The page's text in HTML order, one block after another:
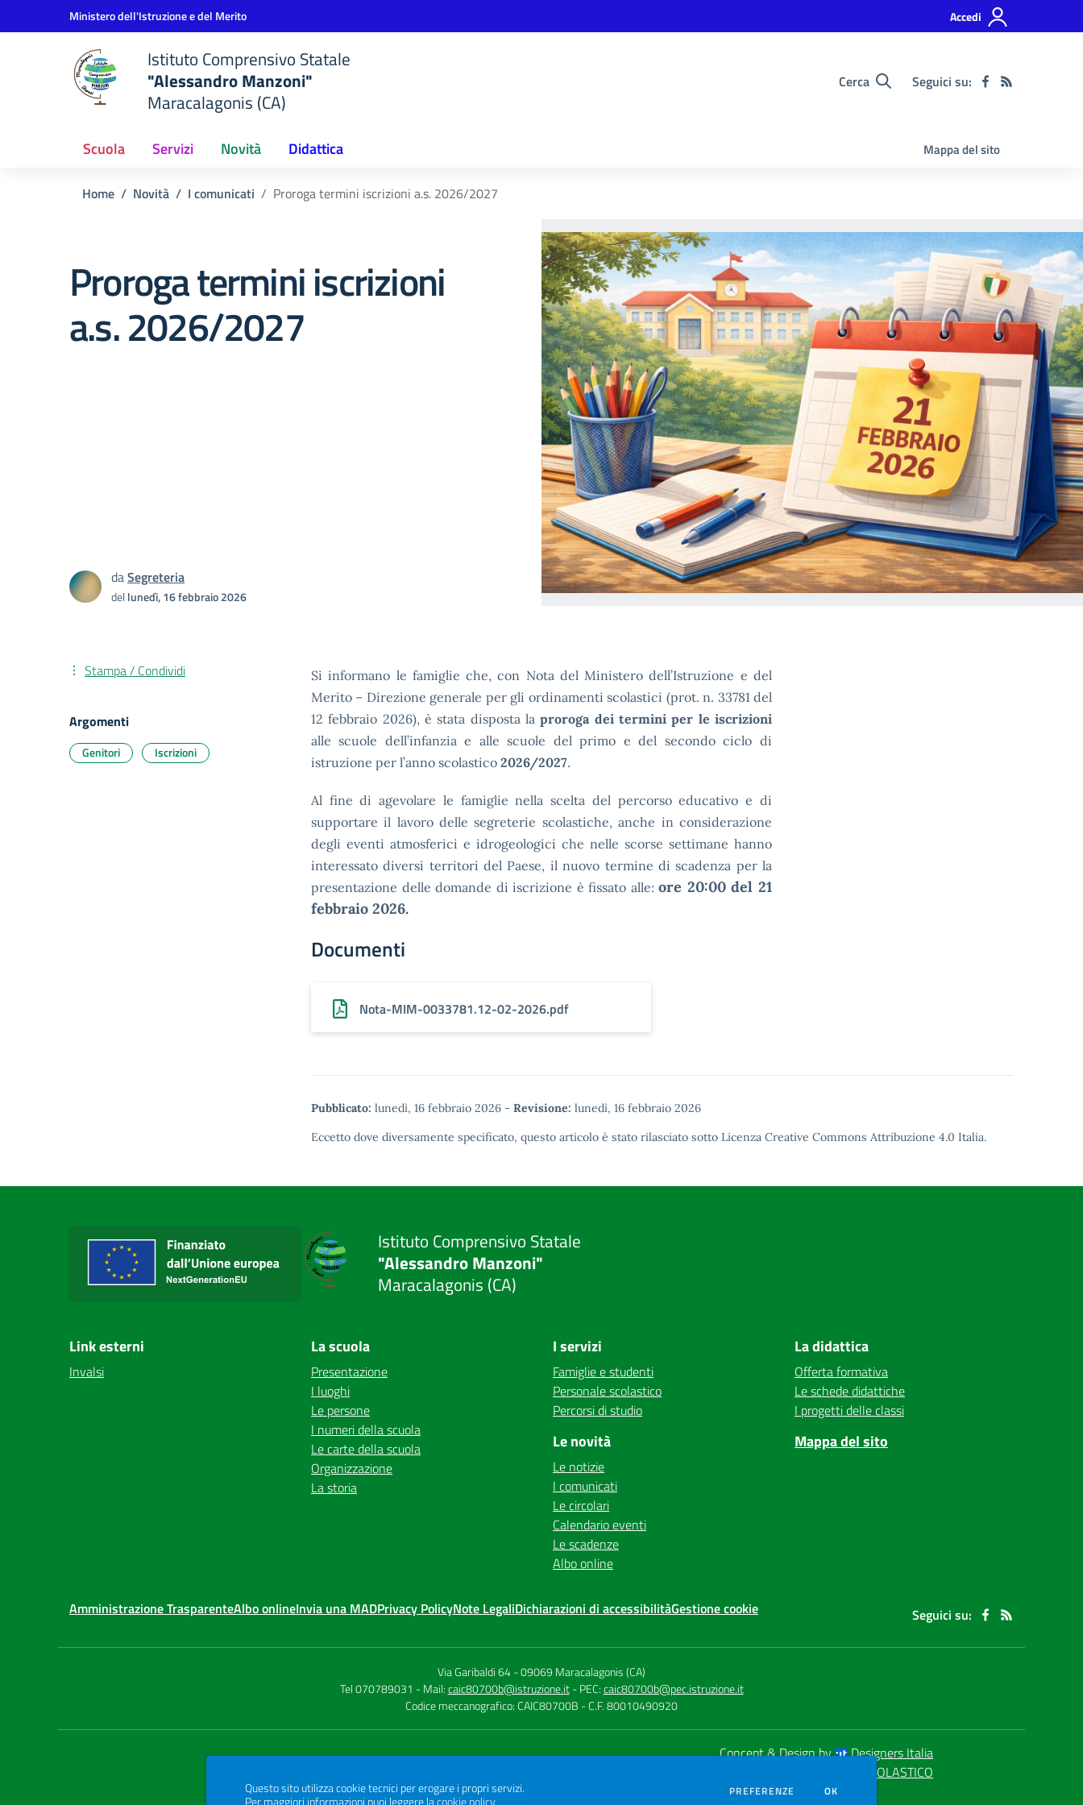
Vai ai contenuti
Vai al menu di navigazioneMinistero dell'Istruzione e del Merito Accedi
Istituto Comprensivo Statale
"Alessandro Manzoni"
Maracalagonis (CA)
Cerca Seguici su:
Scuola Servizi Novità Didattica Mappa del sito
Home Novità I comunicati Proroga termini iscrizioni a.s. 2026/2027
Proroga termini iscrizioni
a.s. 2026/2027
daSegreteria
dellunedì, 16 febbraio 2026
Si informano le famiglie che, con Nota del Ministero dell’Istruzione e del
Merito – Direzione generale per gli ordinamenti scolastici (prot. n. 33781 del
12 febbraio 2026), è stata disposta laproroga dei termini per le iscrizioni
alle scuole dell’infanzia e alle scuole del primo e del secondo ciclo di
istruzione per l’anno scolastico 2026/2027.
Al fine di agevolare le famiglie nella scelta del percorso educativo e di
supportare il lavoro delle segreterie scolastiche, anche in considerazione
degli eventi atmosferici e idrogeologici che nelle scorse settimane hanno
interessato diversi territori del Paese, il nuovo termine di scadenza per la
presentazione delle domande di iscrizione è fissato alle:ore 20:00 del 21
febbraio 2026.
Documenti
Nota-MIM-0033781.12-02-2026.pdf
Pubblicato: lunedì, 16 febbraio 2026 - Revisione: lunedì, 16 febbraio 2026
Eccetto dove diversamente specificato, questo articolo è stato rilasciato sotto Licenza Creative Commons Attribuzione 4.0 Italia.
Stampa / Condividi
Argomenti
Genitori Iscrizioni
Istituto Comprensivo Statale
"Alessandro Manzoni"
Maracalagonis (CA)
Link esterni
Invalsi
La scuola
Presentazione
I luoghi
Le persone
I numeri della scuola
Le carte della scuola
Organizzazione
La storia
I servizi
Famiglie e studenti
Personale scolastico
Percorsi di studio
Le novità
Le notizie
I comunicati
Le circolari
Calendario eventi
Le scadenze
Albo online
La didattica
Offerta formativa
Le schede didattiche
I progetti delle classi
Mappa del sito
Amministrazione TrasparenteAlbo onlineInvia una MADPrivacy PolicyNote LegaliDichiarazioni di accessibilitàGestione cookie Seguici su:
Via Garibaldi 64-09069 Maracalagonis (CA)
Tel 070789031 - Mail:caic80700b@istruzione.it - PEC:caic80700b@pec.istruzione.it
Codice meccanografico: CAIC80700B - C.F. 80010490920
Concept & Design by
Designers Italia
SCUOLASTICO
Questo sito utilizza cookie tecnici per erogare i propri servizi. PREFERENZE DEI COOKIE
OK